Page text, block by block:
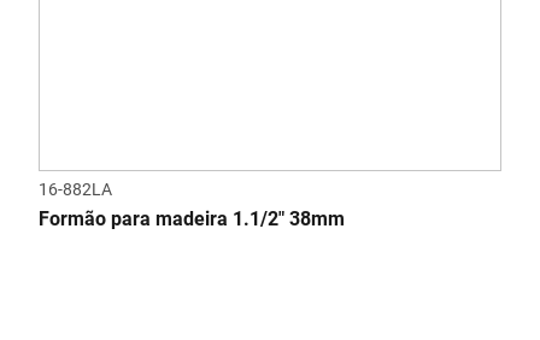
16-882LA
Formão para madeira 1.1/2" 38mm